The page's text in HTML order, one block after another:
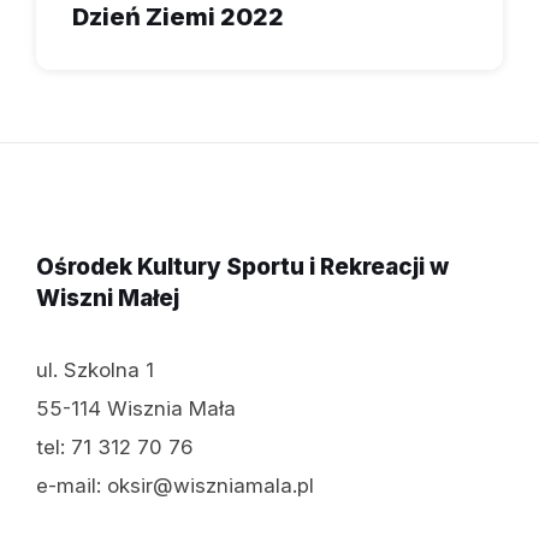
Dzień Ziemi 2022
Ośrodek Kultury Sportu i Rekreacji w
Wiszni Małej
ul. Szkolna 1
55-114 Wisznia Mała
tel: 71 312 70 76
e-mail: oksir@wiszniamala.pl